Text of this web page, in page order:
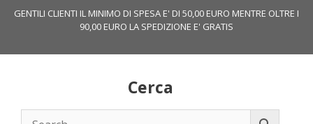
GENTILI CLIENTI IL MINIMO DI SPESA E' DI 50,00 EURO MENTRE OLTRE I
90,00 EURO LA SPEDIZIONE E' GRATIS
Cerca